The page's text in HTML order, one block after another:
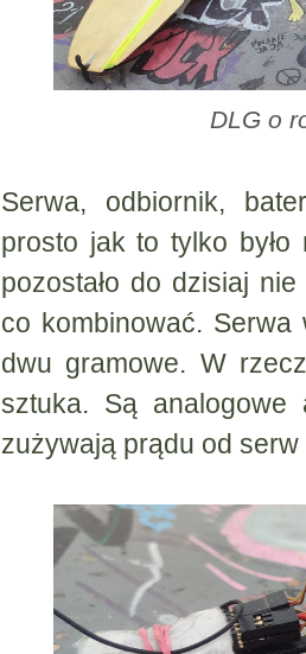
DLG o
Serwa, odbiornik,
prosto jak to tylko
pozostało do dzisiaj
co kombinować.
dwu gramowe. W
sztuka. Są
zużywają prądu od